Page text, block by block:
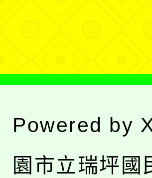
Powered by
園市立瑞坪國